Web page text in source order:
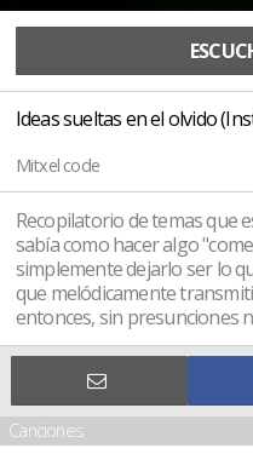
Ideas sueltas en el olvido
Mitxel code
Recopilatorio de temas que
sabía como hacer algo
simplemente dejarlo ser lo
que melódicamente
entonces, sin presunciones
Canciones